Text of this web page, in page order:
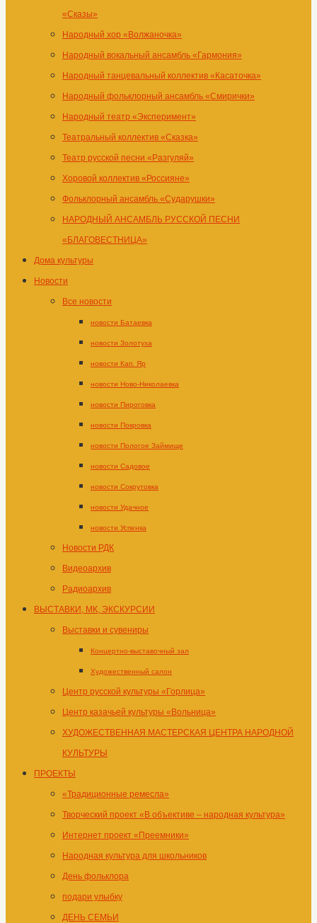
«Сказы»
Народный хор «Волжаночка»
Народный вокальный ансамбль «Гармония»
Народный танцевальный коллектив «Касаточка»
Народный фольклорный ансамбль «Смирички»
Народный театр «Эксперимент»
Театральный коллектив «Сказка»
Театр русской песни «Разгуляй»
Хоровой коллектив «Россияне»
Фольклорный ансамбль «Сударушки»
НАРОДНЫЙ АНСАМБЛЬ РУССКОЙ ПЕСНИ
«БЛАГОВЕСТНИЦА»
Дома культуры
Новости
Все новости
новости Батаевка
новости Золотуха
новости Кап. Яр
новости Ново-Николаевка
новости Пироговка
новости Покровка
новости Пологое Займище
новости Садовое
новости Сокрутовка
новости Удачное
новости Успенка
Новости РДК
Видеоархив
Радиоархив
ВЫСТАВКИ, МК, ЭКСКУРСИИ
Выставки и сувениры
Концертно-выставочный зал
Художественный салон
Центр русской культуры «Горлица»
Центр казачьей культуры «Вольница»
ХУДОЖЕСТВЕННАЯ МАСТЕРСКАЯ ЦЕНТРА НАРОДНОЙ
КУЛЬТУРЫ
ПРОЕКТЫ
«Традиционные ремесла»
Творческий проект «В объективе – народная культура»
Интернет проект «Преемники»
Народная культура для школьников
День фольклора
подари улыбку
ДЕНЬ СЕМЬИ